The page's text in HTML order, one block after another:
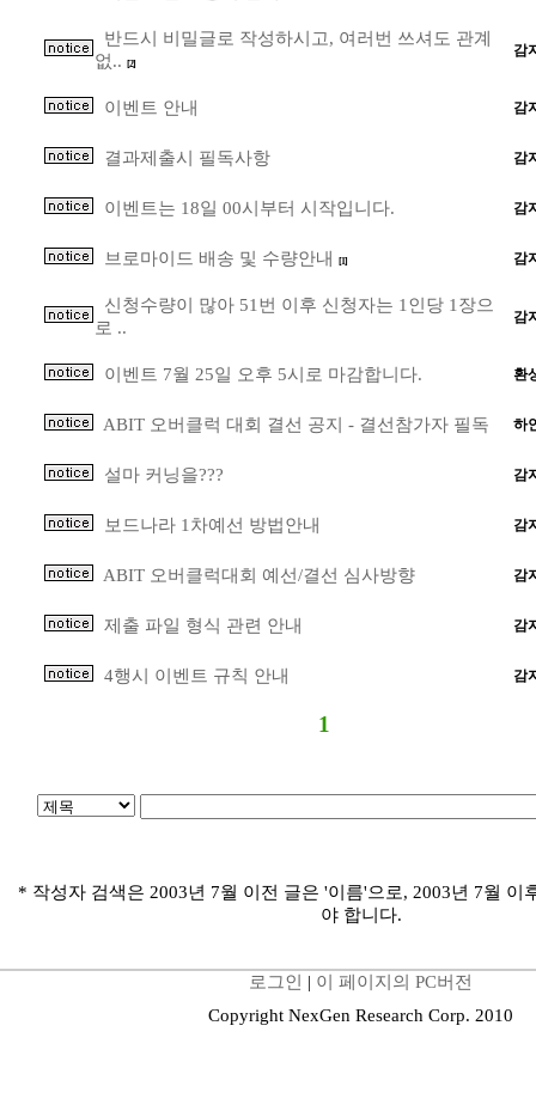
반드시 비밀글로 작성하시고, 여러번 쓰셔도 관계
없..
[2]
감
이벤트 안내 감
결과제출시 필독사항 감
이벤트는 18일 00시부터 시작입니다. 감
브로마이드 배송 및 수량안내 [1] 감
신청수량이 많아 51번 이후 신청자는 1인당 1장으
로 ..
감
이벤트 7월 25일 오후 5시로 마감합니다. 환
ABIT 오버클럭 대회 결선 공지 - 결선참가자 필독 하
설마 커닝을??? 감
보드나라 1차예선 방법안내 감
ABIT 오버클럭대회 예선/결선 심사방향 감
제출 파일 형식 관련 안내 감
4행시 이벤트 규칙 안내 감
1
* 작성자 검색은 2003년 7월 이전 글은 '이름'으로, 2003년 7월 이
야 합니다.
로그인 | 이 페이지의 PC버전
Copyright NexGen Research Corp. 2010